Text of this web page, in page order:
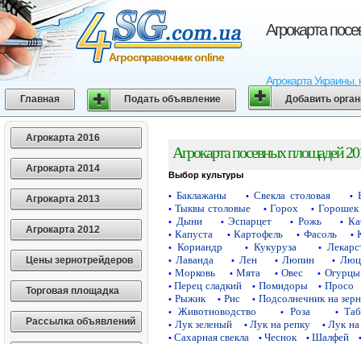
Агрокарта
Агрокарта
Агросправочник online
Главная Подать объявление Добавить
Агрокарта 2016
Агрокарта 2014
Агрокарта 2013
Агрокарта 2012
Цены зернотрейдеров
Торговая площадка
Рассылка объявлений
Агрокарта посевных площадей
Выбор культуры
• Баклажаны • Свекла столовая •
• Тыквы столовые • Горох • Горошек
• Дыни • Эспарцет • Рожь •
• Капуста • Картофель • Фасоль •
• Кориандр • Кукуруза •
• Лаванда • Лен • Люпин •
• Морковь • Мята • Овес • Огурцы
• Перец сладкий • Помидоры • Просо
• Рыжик • Рис • Подсолнечник на
• Животноводство • Роза •
• Лук зеленый • Лук на репку • Лук на
• Сахарная свекла • Чеснок • Шалфей •